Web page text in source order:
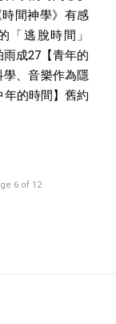
間神學》有感
逃脫時間」
成27【青年的
、音樂作為隱
的時間】舊約
6 of 12